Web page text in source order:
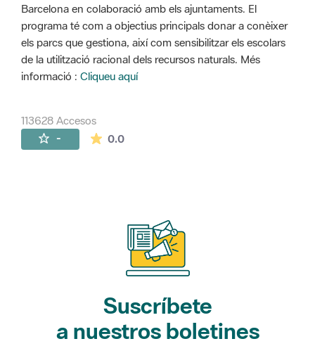
Barcelona en colaboració amb els ajuntaments. El
programa té com a objectius principals donar a conèixer
els parcs que gestiona, així com sensibilitzar els escolars
de la utilització racional dels recursos naturals. Més
informació : Cliqueu aquí
113628 Accesos
- 0.0La valoración media es de 0 estrellas de
Suscríbete
a nuestros boletines